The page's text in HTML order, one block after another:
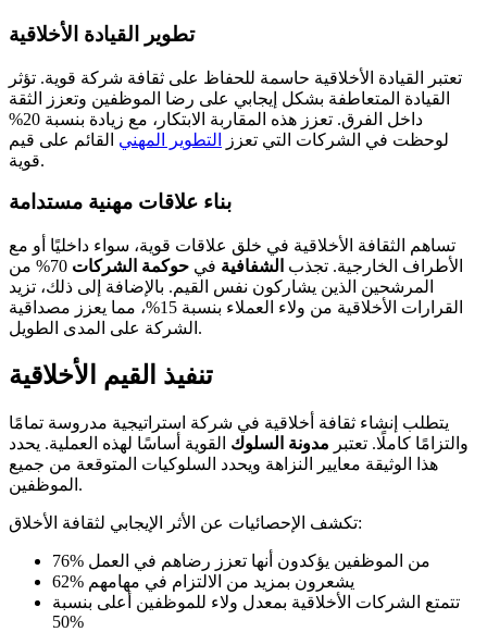
تطوير القيادة الأخلاقية
تعتبر القيادة الأخلاقية حاسمة للحفاظ على ثقافة شركة قوية. تؤثر
القيادة المتعاطفة بشكل إيجابي على رضا الموظفين وتعزز الثقة
داخل الفرق. تعزز هذه المقاربة الابتكار، مع زيادة بنسبة 20%
لوحظت في الشركات التي تعزز
التطوير المهني القائم على قيم
قوية.
بناء علاقات مهنية مستدامة
تساهم الثقافة الأخلاقية في خلق علاقات قوية، سواء داخليًا أو مع
الأطراف الخارجية. تجذب الشفافية في حوكمة الشركات
70% من
المرشحين الذين يشاركون نفس القيم. بالإضافة إلى ذلك، تزيد
القرارات الأخلاقية من ولاء العملاء بنسبة 15%، مما يعزز مصداقية
الشركة على المدى الطويل.
تنفيذ القيم الأخلاقية
يتطلب إنشاء ثقافة أخلاقية في شركة استراتيجية مدروسة تمامًا
والتزامًا كاملًا. تعتبر مدونة السلوك القوية أساسًا لهذه العملية. يحدد
هذا الوثيقة معايير النزاهة ويحدد السلوكيات المتوقعة من جميع
الموظفين.
تكشف الإحصائيات عن الأثر الإيجابي لثقافة الأخلاق:
76% من الموظفين يؤكدون أنها تعزز رضاهم في العمل
62% يشعرون بمزيد من الالتزام في مهامهم
تتمتع الشركات الأخلاقية بمعدل ولاء للموظفين أعلى بنسبة
50%